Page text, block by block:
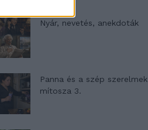
Nyár, nevetés, anekdoták
Panna és a szép szerelmek
mítosza 3.